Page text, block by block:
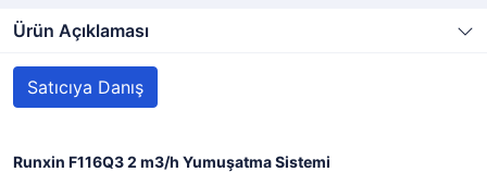
Ürün Açıklaması
Satıcıya Danış
Runxin F116Q3 2 m3/h Yumuşatma Sistemi